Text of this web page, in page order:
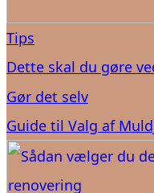
Tips
Dette skal du gøre
Gør det selv
Guide til Valg af